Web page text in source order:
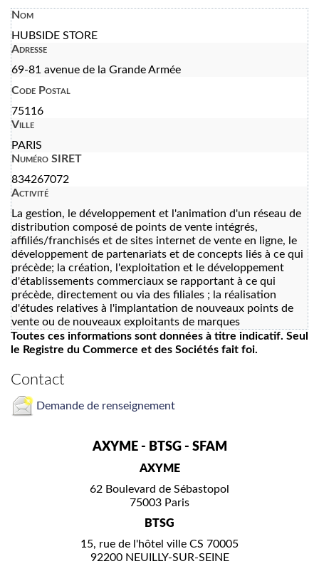
Nom
HUBSIDE STORE
Adresse
69-81 avenue de la Grande Armée
Code Postal
75116
Ville
PARIS
Numéro SIRET
834267072
Activité
La gestion, le développement et l'animation d'un réseau de
distribution composé de points de vente intégrés,
affiliés/franchisés et de sites internet de vente en ligne, le
développement de partenariats et de concepts liés à ce qui
précède; la création, l'exploitation et le développement
d'établissements commerciaux se rapportant à ce qui
précède, directement ou via des filiales ; la réalisation
d'études relatives à l'implantation de nouveaux points de
vente ou de nouveaux exploitants de marques
Toutes ces informations sont données à titre indicatif. Seul
le Registre du Commerce et des Sociétés fait foi.
Contact
Demande de renseignement
AXYME - BTSG - SFAM
AXYME
62 Boulevard de Sébastopol
75003 Paris
BTSG
15, rue de l'hôtel ville CS 70005
92200 NEUILLY-SUR-SEINE